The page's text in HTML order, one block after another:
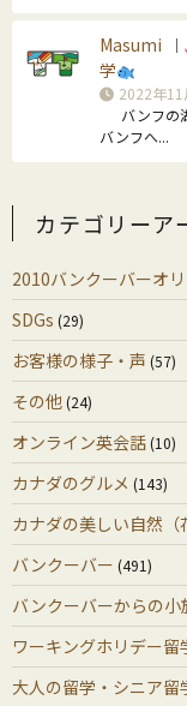
Masumi
学
2022年11
バンフの
バンフへ...
カテゴリーア
2010バンクーバーオ
SDGs (29)
お客様の様子・声 (57)
その他(24)
オンライン英会話(10)
カナダのグルメ (143)
カナダの美しい自然（
バンクーバー (491)
バンクーバーからの小
ワーキングホリデー留
大人の留学・シニア留